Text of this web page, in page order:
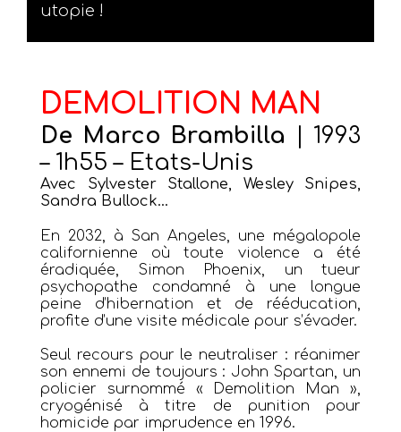
utopie !
DEMOLITION MAN
De Marco Brambilla | 1993
– 1h55 – Etats-Unis
Avec Sylvester Stallone, Wesley Snipes,
Sandra Bullock…
En 2032, à San Angeles, une mégalopole
californienne où toute violence a été
éradiquée, Simon Phoenix, un tueur
psychopathe condamné à une longue
peine d’hibernation et de rééducation,
profite d’une visite médicale pour s’évader.
Seul recours pour le neutraliser : réanimer
son ennemi de toujours : John Spartan, un
policier surnommé « Demolition Man »,
cryogénisé à titre de punition pour
homicide par imprudence en 1996.